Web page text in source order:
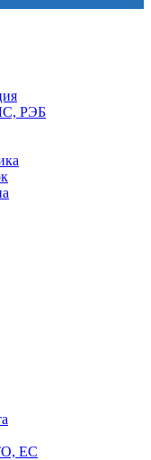
РЭБ
ЕС